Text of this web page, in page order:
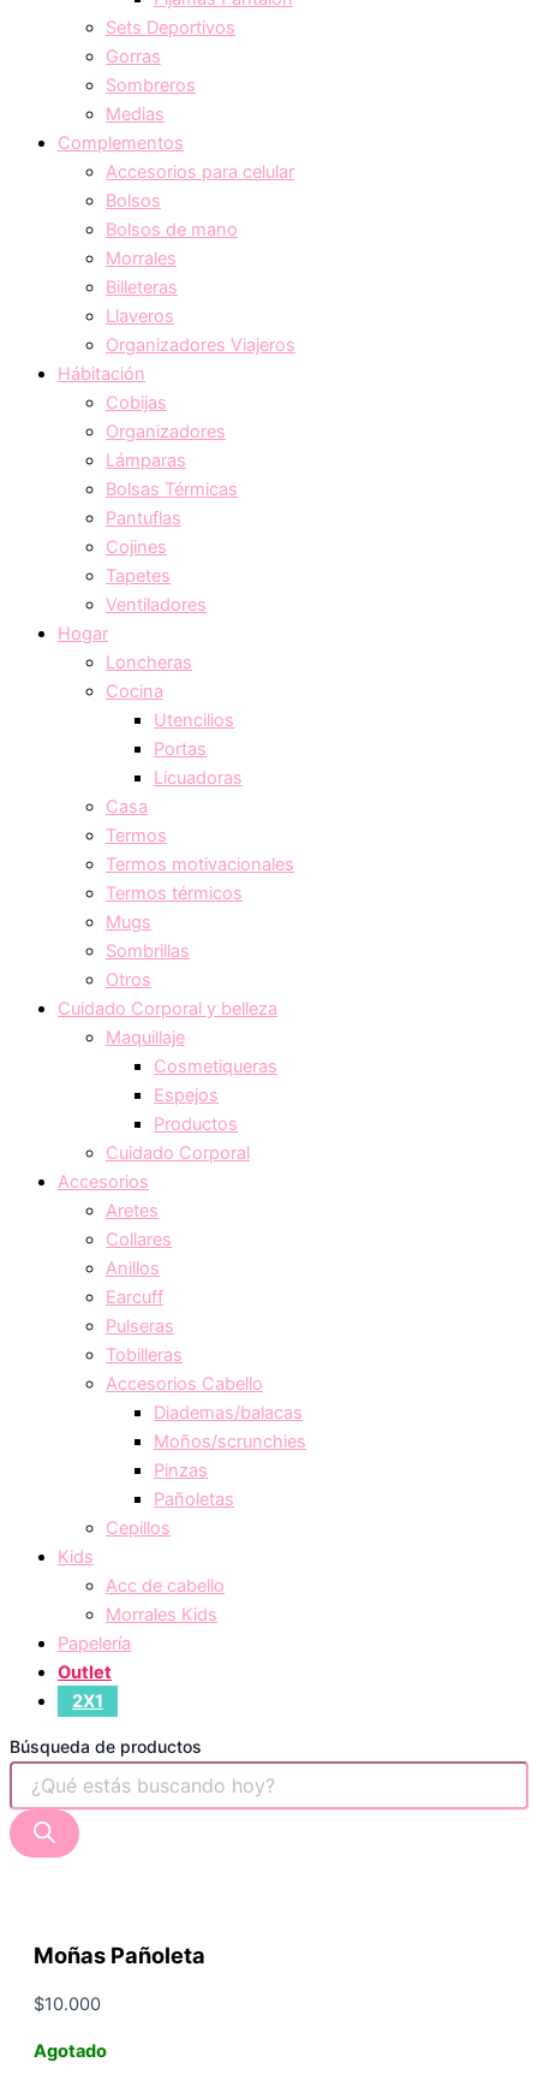
Sets Deportivos
Gorras
Sombreros
Medias
Complementos
Accesorios para celular
Bolsos
Bolsos de mano
Morrales
Billeteras
Llaveros
Organizadores Viajeros
Hábitación
Cobijas
Organizadores
Lámparas
Bolsas Térmicas
Pantuflas
Cojines
Tapetes
Ventiladores
Hogar
Loncheras
Cocina
Utencilios
Portas
Licuadoras
Casa
Termos
Termos motivacionales
Termos térmicos
Mugs
Sombrillas
Otros
Cuidado Corporal y belleza
Maquillaje
Cosmetiqueras
Espejos
Productos
Cuidado Corporal
Accesorios
Aretes
Collares
Anillos
Earcuff
Pulseras
Tobilleras
Accesorios Cabello
Diademas/balacas
Moños/scrunchies
Pinzas
Pañoletas
Cepillos
Kids
Acc de cabello
Morrales Kids
Papelería
Outlet
2X1
Búsqueda de productos
Moñas Pañoleta
$10.000
Agotado